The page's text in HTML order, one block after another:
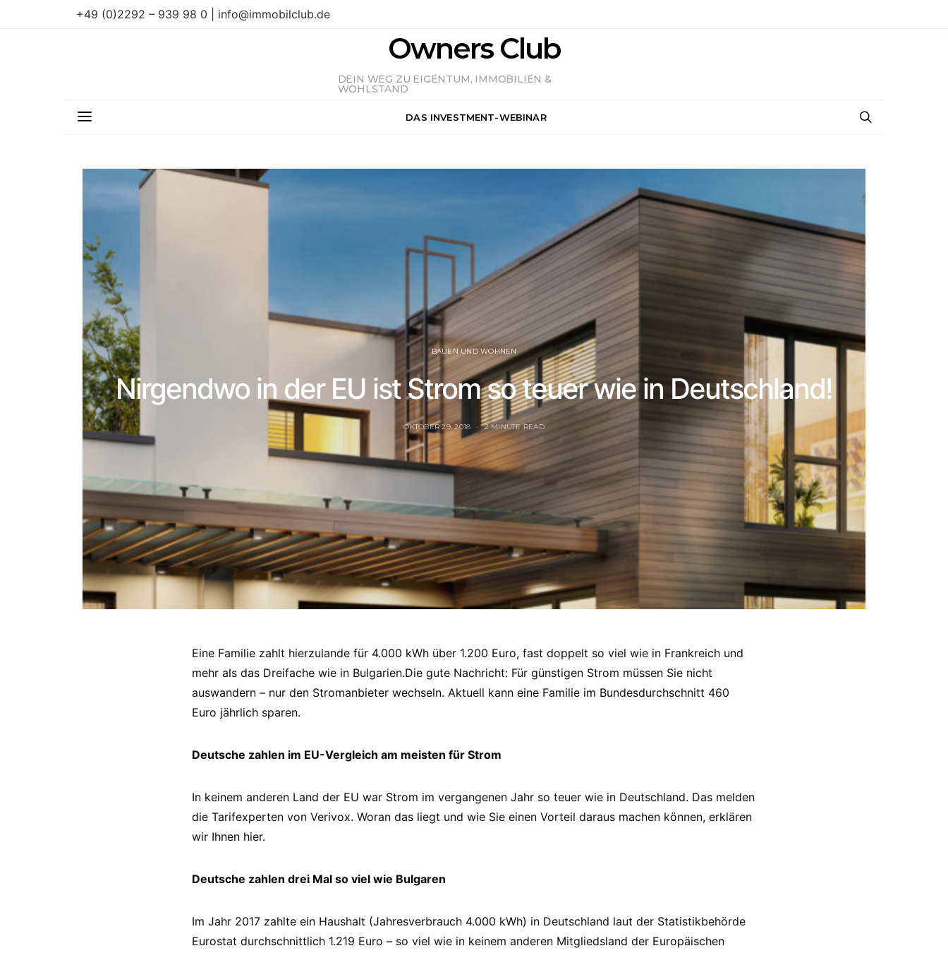
+49 (0)2292 – 939 98 0 | info@immobilclub.de
Owners Club
DEIN WEG ZU EIGENTUM, IMMOBILIEN &
WOHLSTAND
DAS INVESTMENT-WEBINAR
BAUEN UND WOHNEN
Nirgendwo in der EU ist Strom so teuer wie in Deutschland!
OKTOBER 29, 2018 2 MINUTE READ
Eine Familie zahlt hierzulande für 4.000 kWh über 1.200 Euro, fast doppelt so viel wie in Frankreich und
mehr als das Dreifache wie in Bulgarien.Die gute Nachricht: Für günstigen Strom müssen Sie nicht
auswandern – nur den Stromanbieter wechseln. Aktuell kann eine Familie im Bundesdurchschnitt 460
Euro jährlich sparen.
Deutsche zahlen im EU-Vergleich am meisten für Strom
In keinem anderen Land der EU war Strom im vergangenen Jahr so teuer wie in Deutschland. Das melden
die Tarifexperten von Verivox. Woran das liegt und wie Sie einen Vorteil daraus machen können, erklären
wir Ihnen hier.
Deutsche zahlen drei Mal so viel wie Bulgaren
Im Jahr 2017 zahlte ein Haushalt (Jahresverbrauch 4.000 kWh) in Deutschland laut der Statistikbehörde
Eurostat durchschnittlich 1.219 Euro – so viel wie in keinem anderen Mitgliedsland der Europäischen